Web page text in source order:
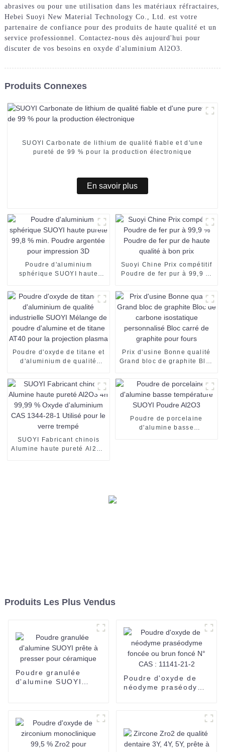
abrasives ou pour une utilisation dans les matériaux réfractaires,
Hebei Suoyi New Material Technology Co., Ltd. est votre
partenaire de confiance pour des produits de haute qualité et un
service professionnel. Contactez-nous dès aujourd'hui pour
discuter de vos besoins en oxyde d'aluminium Al2O3.
Produits Connexes
SUOYI Carbonate de lithium de qualité fiable et d'une
pureté de 99 % pour la production électronique
En savoir plus
Poudre d'aluminium
sphérique SUOYI haute
argentée pour impression
3D
Suoyi Chine Prix compétitif
Poudre de fer pur à 99,9 %
Poudre d'oxyde de titane et
d'aluminium de qualité
de poudre d'alumine et de
titane AT40 pour la
projection plasma
Prix ​​d'usine Bonne qualité
Grand bloc de graphite Bloc
personnalisé Bloc carré de
graphite pour fours
SUOYI Fabricant chinois
Alumine haute pureté Al2O3
Poudre de porcelaine
d'alumine basse
Produits Les Plus Vendus
Poudre granulée
d'alumine SUOYI
Poudre d'oxyde de
néodyme praséodyme